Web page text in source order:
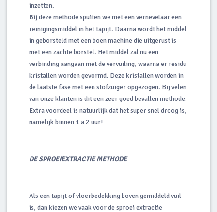
inzetten.
Bij deze methode spuiten we met een vernevelaar een
reinigingsmiddel in het tapijt. Daarna wordt het middel
in geborsteld met een boen machine die uitgerust is
met een zachte borstel. Het middel zal nu een
verbinding aangaan met de vervuiling, waarna er residu
kristallen worden gevormd. Deze kristallen worden in
de laatste fase met een stofzuiger opgezogen. Bij velen
van onze klanten is dit een zeer goed bevallen methode.
Extra voordeel is natuurlijk dat het super snel droog is,
namelijk binnen 1 a 2 uur!
DE SPROEIEXTRACTIE METHODE
Als een tapijt of vloerbedekking boven gemiddeld vuil
is, dan kiezen we vaak voor de sproei extractie